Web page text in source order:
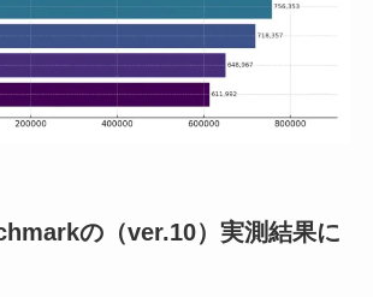
の（ver.10）実測結果に